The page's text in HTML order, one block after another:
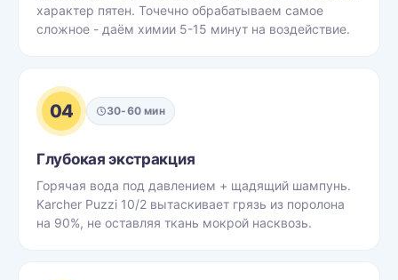
характер пятен. Точечно обрабатываем самое
сложное - даём химии 5-15 минут на воздействие.
04 30-60 мин
Глубокая экстракция
Горячая вода под давлением + щадящий шампунь.
Karcher Puzzi 10/2 вытаскивает грязь из поролона
на 90%, не оставляя ткань мокрой насквозь.